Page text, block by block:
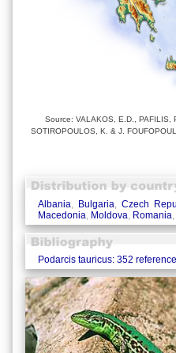
Source: VALAKOS, E.D., PAFILIS,
SOTIROPOULOS, K. & J.
Albania Bulgaria Czech
Macedonia Moldova Romania
Podarcis tauricus: 352